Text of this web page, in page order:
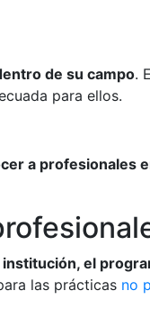
de su campo.
para ellos.
a profesionales
institución, el
las prácticas no